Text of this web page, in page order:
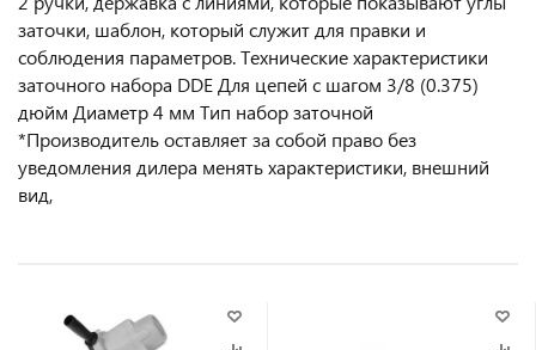
заточки, шаблон, который служит для правки и
соблюдения параметров. Технические характеристики
заточного набора DDE Для цепей с шагом 3/8 (0.375)
дюйм Диаметр 4 мм Тип набор заточной
*Производитель оставляет за собой право без
уведомления дилера менять характеристики, внешний
вид,